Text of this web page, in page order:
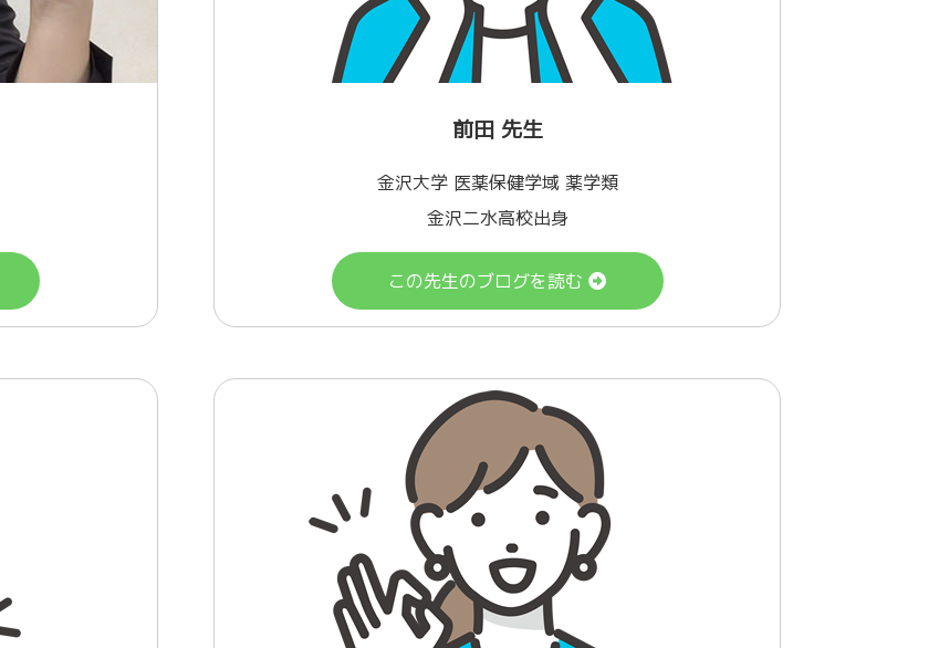
前田 先生
金沢大学 医薬保健学域 薬学類
金沢二水高校出身
この先生のブログを読む